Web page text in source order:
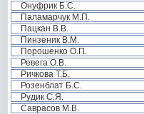
Онуфрик Б.С.
Паламарчук М.П.
Пацкан В.В.
Пинзеник В.М.
Порошенко О.П.
Ревега О.В.
Ричкова Т.Б.
Розенблат Б.С.
Рудик С.Я.
Саврасов М.В.